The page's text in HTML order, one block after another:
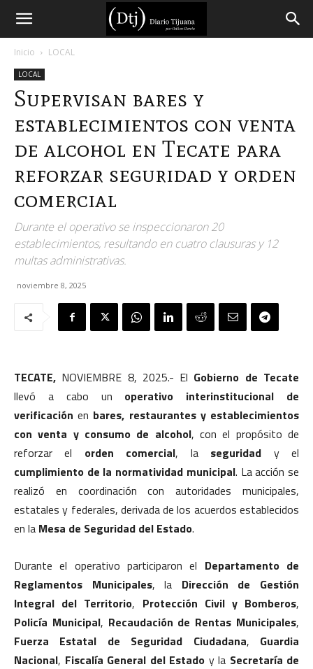
Diario
Tijuana
Inicio LOCAL
LOCAL
Supervisan bares y
establecimientos con venta
de alcohol en Tecate para
reforzar seguridad y orden
comercial
Durante el operativo se inspeccionaron 20
establecimientos, resultando en cuatro clausuras y 12
multas administrativas.
noviembre 8, 2025
TECATE, NOVIEMBRE 8, 2025.- El Gobierno de Tecate
llevó a cabo un operativo interinstitucional de
verificación en bares, restaurantes y establecimientos
con venta y consumo de alcohol, con el propósito de
reforzar el orden comercial, la seguridad y el
cumplimiento de la normatividad municipal. La acción se
realizó en coordinación con autoridades municipales,
estatales y federales, derivada de los acuerdos establecidos
en la Mesa de Seguridad del Estado.
Durante el operativo participaron el Departamento de
Reglamentos Municipales, la Dirección de Gestión
Integral del Territorio, Protección Civil y Bomberos,
Policía Municipal, Recaudación de Rentas Municipales,
Fuerza Estatal de Seguridad Ciudadana, Guardia
Nacional, Fiscalía General del Estado y la Secretaría de